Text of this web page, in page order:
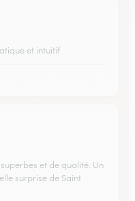
et intuitif
et de qualité. Un
surprise de Saint